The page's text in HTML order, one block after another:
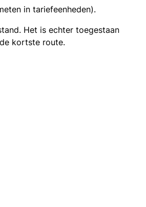
in tariefeenheden).
Het is echter toegestaan
kortste route.